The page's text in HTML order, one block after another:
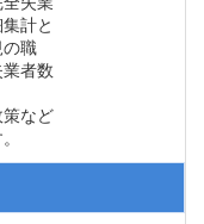
計と
の職
者数
など